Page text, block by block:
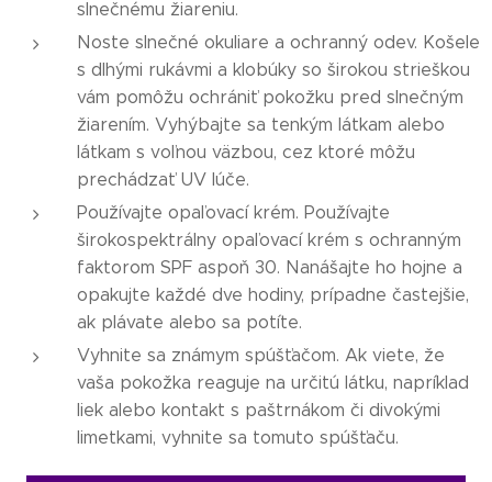
slnečnému žiareniu.
Noste slnečné okuliare a ochranný odev. Košele
s dlhými rukávmi a klobúky so širokou strieškou
vám pomôžu ochrániť pokožku pred slnečným
žiarením. Vyhýbajte sa tenkým látkam alebo
látkam s voľnou väzbou, cez ktoré môžu
prechádzať UV lúče.
Používajte opaľovací krém. Používajte
širokospektrálny opaľovací krém s ochranným
faktorom SPF aspoň 30. Nanášajte ho hojne a
opakujte každé dve hodiny, prípadne častejšie,
ak plávate alebo sa potíte.
Vyhnite sa známym spúšťačom. Ak viete, že
vaša pokožka reaguje na určitú látku, napríklad
liek alebo kontakt s paštrnákom či divokými
limetkami, vyhnite sa tomuto spúšťaču.